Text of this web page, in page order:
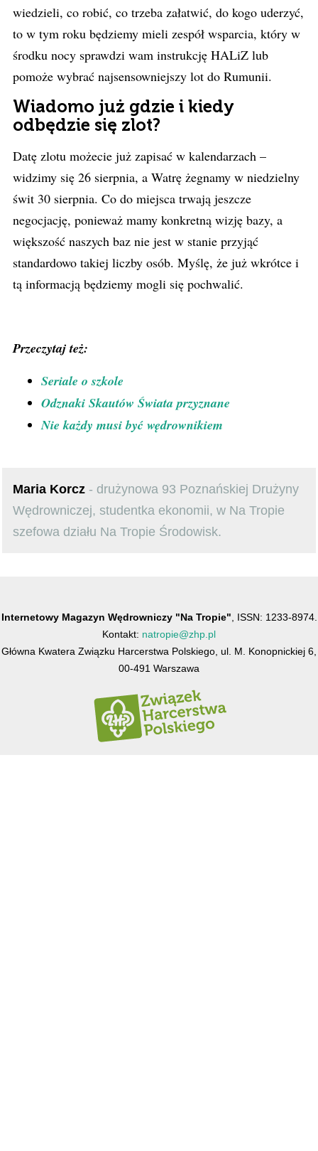
wiedzieli, co robić, co trzeba załatwić, do kogo uderzyć,
to w tym roku będziemy mieli zespół wsparcia, który w
środku nocy sprawdzi wam instrukcję HALiZ lub
pomoże wybrać najsensowniejszy lot do Rumunii.
Wiadomo już gdzie i kiedy
odbędzie się zlot?
Datę zlotu możecie już zapisać w kalendarzach –
widzimy się 26 sierpnia, a Watrę żegnamy w niedzielny
świt 30 sierpnia. Co do miejsca trwają jeszcze
negocjację, ponieważ mamy konkretną wizję bazy, a
większość naszych baz nie jest w stanie przyjąć
standardowo takiej liczby osób. Myślę, że już wkrótce i
tą informacją będziemy mogli się pochwalić.
Przeczytaj też:
Seriale o szkole
Odznaki Skautów Świata przyznane
Nie każdy musi być wędrownikiem
Maria Korcz - drużynowa 93 Poznańskiej Drużyny
Wędrowniczej, studentka ekonomii, w Na Tropie
szefowa działu Na Tropie Środowisk.
Internetowy Magazyn Wędrowniczy "Na Tropie" , ISSN: 1233-8974.
Kontakt: natropie@zhp.pl
Główna Kwatera Związku Harcerstwa Polskiego, ul. M. Konopnickiej 6,
00-491 Warszawa